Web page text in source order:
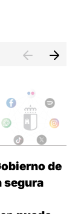
de
segura